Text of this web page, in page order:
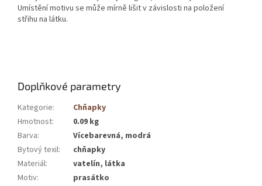
Umístění motivu se může mírně lišit v závislosti na položení
střihu na látku.
Doplňkové parametry
Kategorie:
Chňapky
Hmotnost:
0.09 kg
Barva:
Vícebarevná, modrá
Bytový texil:
chňapky
Materiál:
vatelín, látka
Motiv:
prasátko